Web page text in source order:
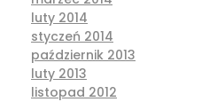
luty 2014
styczeń 2014
październik 2013
luty 2013
listopad 2012